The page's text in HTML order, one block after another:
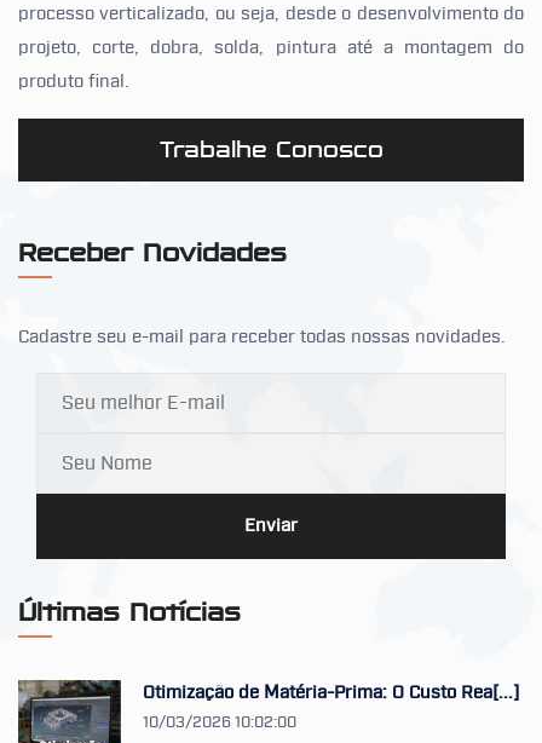
processo verticalizado, ou seja, desde o desenvolvimento do
projeto, corte, dobra, solda, pintura até a montagem do
produto final.
Trabalhe Conosco
Receber Novidades
Cadastre seu e-mail para receber todas nossas novidades.
Enviar
Últimas Notícias
Otimização de Matéria-Prima: O Custo Rea[...]
10/03/2026 10:02:00